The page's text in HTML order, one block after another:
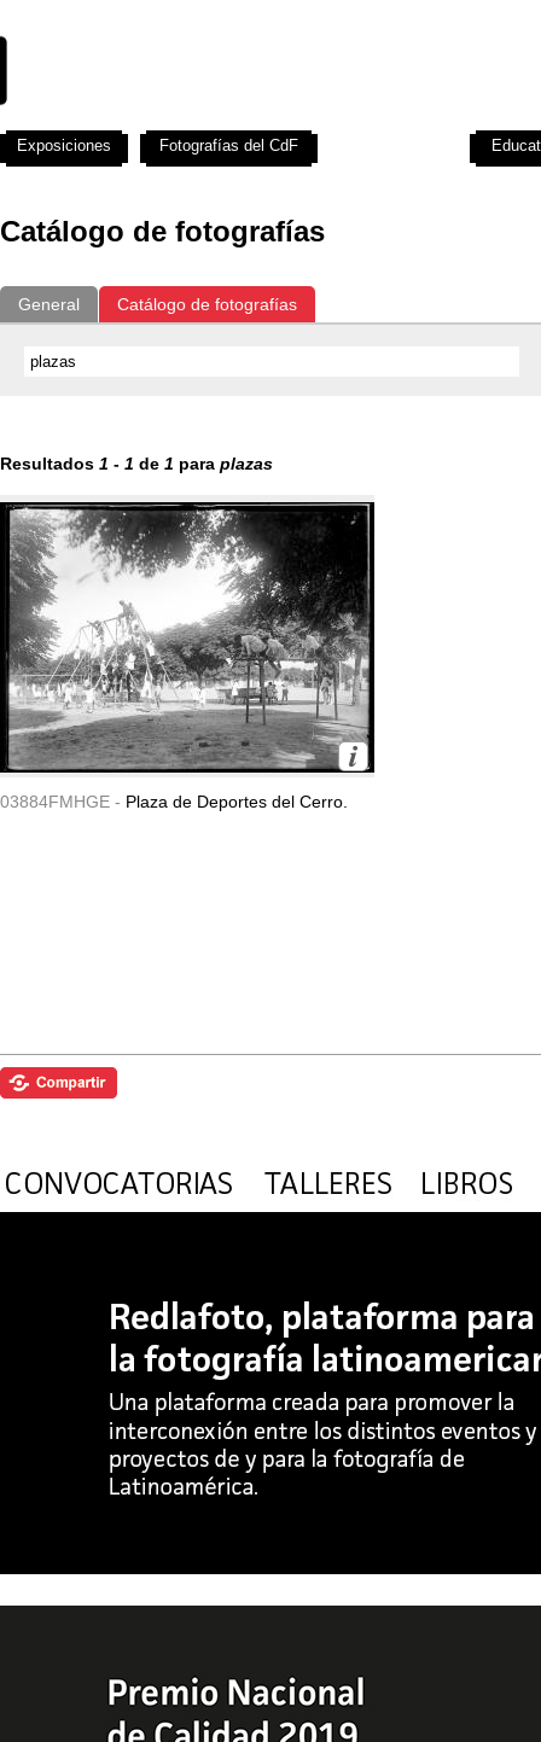
Catálogo de fotografías
General Catálogo de fotografías
Resultados 1 - 1 de 1 para plazas
03884FMHGE - Plaza de Deportes del Cerro.
Exposiciones Fotografías del CdF